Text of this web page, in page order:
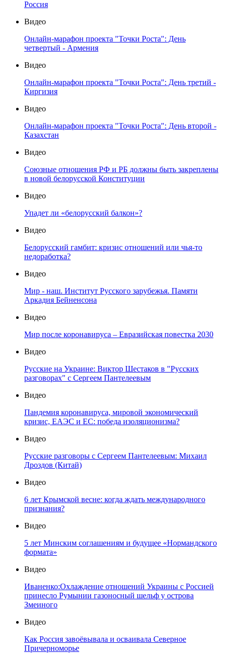
Россия
Видео
Онлайн-марафон проекта "Точки Роста": День
четвертый - Армения
Видео
Онлайн-марафон проекта "Точки Роста": День третий -
Киргизия
Видео
Онлайн-марафон проекта "Точки Роста": День второй -
Казахстан
Видео
Союзные отношения РФ и РБ должны быть закреплены
в новой белорусской Конституции
Видео
Упадет ли «белорусский балкон»?
Видео
Белорусский гамбит: кризис отношений или чья-то
недоработка?
Видео
Мир - наш. Институт Русского зарубежья. Памяти
Аркадия Бейненсона
Видео
Мир после коронавируса – Евразийская повестка 2030
Видео
Русские на Украине: Виктор Шестаков в "Русских
разговорах" с Сергеем Пантелеевым
Видео
Пандемия коронавируса, мировой экономический
кризис, ЕАЭС и ЕС: победа изоляционизма?
Видео
Русские разговоры с Сергеем Пантелеевым: Михаил
Дроздов (Китай)
Видео
6 лет Крымской весне: когда ждать международного
признания?
Видео
5 лет Минским соглашениям и будущее «Нормандского
формата»
Видео
Иваненко:Охлаждение отношений Украины с Россией
принесло Румынии газоносный шельф у острова
Змеиного
Видео
Как Россия завоёвывала и осваивала Северное
Причерноморье